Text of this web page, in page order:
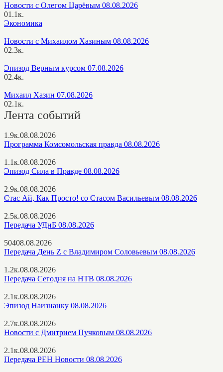
Новости с Олегом Царёвым 08.08.2026
01.1к.
Экономика
Новости с Михаилом Хазиным 08.08.2026
02.3к.
Эпизод Верным курсом 07.08.2026
02.4к.
Михаил Хазин 07.08.2026
02.1к.
Лента событий
1.9к.08.08.2026
Программа Комсомольская правда 08.08.2026
1.1к.08.08.2026
Эпизод Сила в Правде 08.08.2026
2.9к.08.08.2026
Стас Ай, Как Просто! со Стасом Васильевым 08.08.2026
2.5к.08.08.2026
Передача УДнБ 08.08.2026
50408.08.2026
Передача День Z с Владимиром Соловьевым 08.08.2026
1.2к.08.08.2026
Передача Сегодня на НТВ 08.08.2026
2.1к.08.08.2026
Эпизод Наизнанку 08.08.2026
2.7к.08.08.2026
Новости с Дмитрием Пучковым 08.08.2026
2.1к.08.08.2026
Передача РЕН Новости 08.08.2026